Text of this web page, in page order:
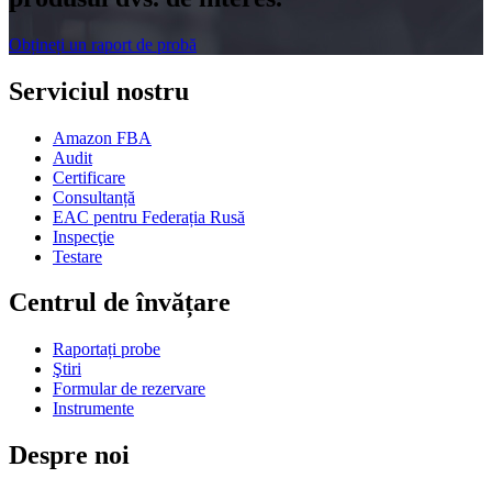
Obțineți un raport de probă
Serviciul nostru
Amazon FBA
Audit
Certificare
Consultanță
EAC pentru Federația Rusă
Inspecţie
Testare
Centrul de învățare
Raportați probe
Ştiri
Formular de rezervare
Instrumente
Despre noi